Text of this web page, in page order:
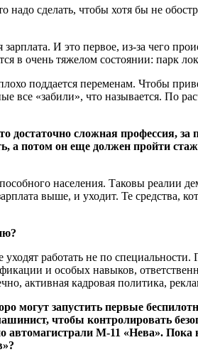
сделать, чтобы хотя бы не
И это первое, из-за чего
в очень тяжелом состоянии: парк
поддается переменам. Чтобы
«забили», что называется. По
сложная профессия, за
а потом он еще должен пройти
населения. Таковы реалии
выше, и уходит. Те средства,
работать не по
и особых навыков,
активная кадровая политика,
могут запустить первые
чтобы контролировать
автомагистрали М-11 «Нева».